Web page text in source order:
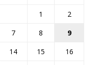
1
2
7 8
9
14 15
16